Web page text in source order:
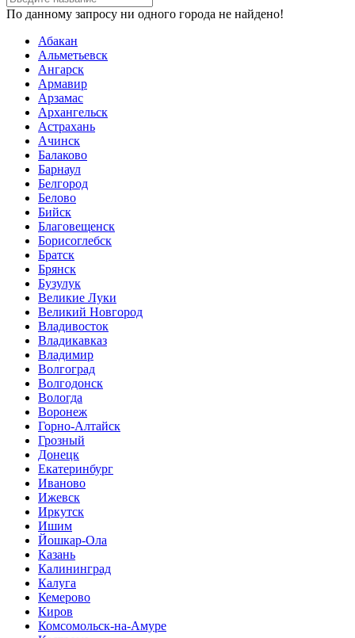
По данному запросу ни одного города не найдено!
Абакан
Альметьевск
Ангарск
Армавир
Арзамас
Архангельск
Астрахань
Ачинск
Балаково
Барнаул
Белгород
Белово
Бийск
Благовещенск
Борисоглебск
Братск
Брянск
Бузулук
Великие Луки
Великий Новгород
Владивосток
Владикавказ
Владимир
Волгоград
Волгодонск
Вологда
Воронеж
Горно-Алтайск
Грозный
Донецк
Екатеринбург
Иваново
Ижевск
Иркутск
Ишим
Йошкар-Ола
Казань
Калининград
Калуга
Кемерово
Киров
Комсомольск-на-Амуре